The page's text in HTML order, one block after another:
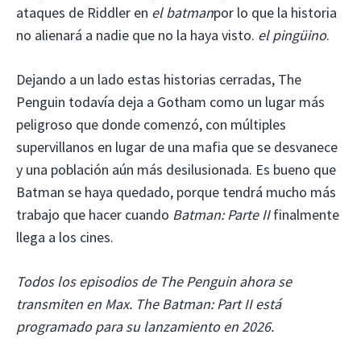
ataques de Riddler en el batmanpor lo que la historia
no alienará a nadie que no la haya visto. el pingüino.
Dejando a un lado estas historias cerradas, The
Penguin todavía deja a Gotham como un lugar más
peligroso que donde comenzó, con múltiples
supervillanos en lugar de una mafia que se desvanece
y una población aún más desilusionada. Es bueno que
Batman se haya quedado, porque tendrá mucho más
trabajo que hacer cuando Batman: Parte IIfinalmente
llega a los cines.
Todos los episodios de The Penguin ahora se
transmiten en Max. The Batman: Part II está
programado para su lanzamiento en 2026.